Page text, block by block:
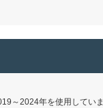
～2024年を使用していま